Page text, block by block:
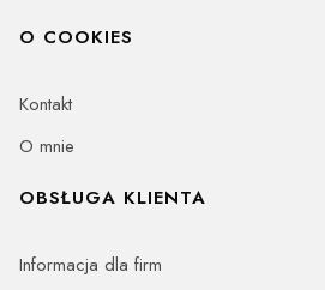
Linki w stopce
O COOKIES
Kontakt
O mnie
OBSŁUGA KLIENTA
Informacja dla firm